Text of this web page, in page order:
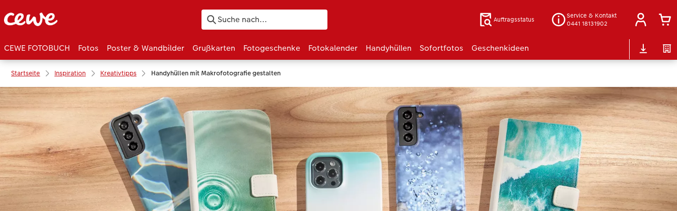
Auftragsstatus
Service & Kontakt
0441 18131902
CEWE FOTOBUCH Fotos Poster & Wandbilder Grußkarten Fotogeschenke Fotokalender Handyhüllen Sofortfotos Geschenkideen
Startseite Inspiration Kreativtipps Handyhüllen mit Makrofotografie gestalten